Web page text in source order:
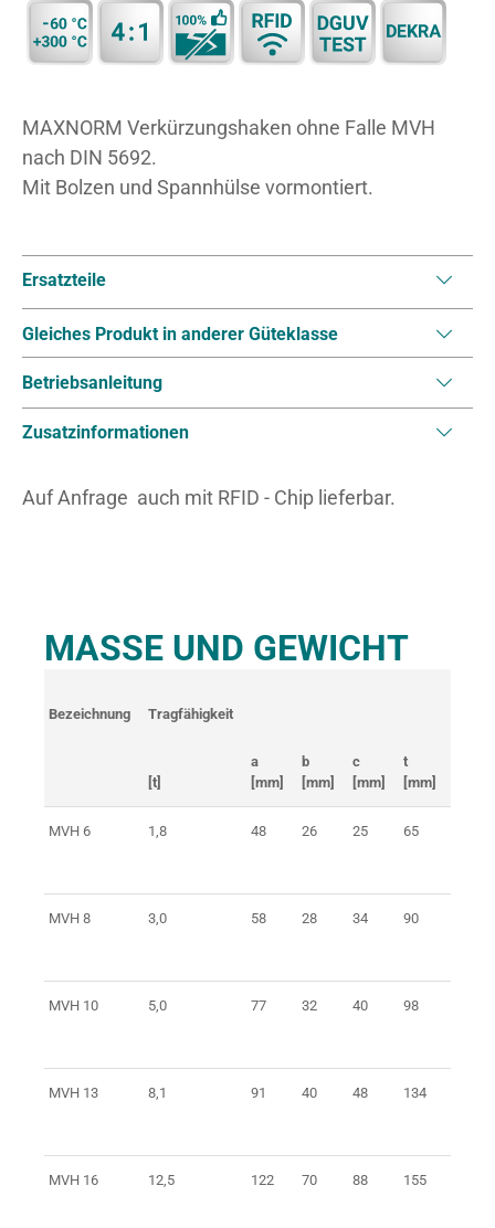
MAXNORM Verkürzungshaken ohne Falle MVH
nach DIN 5692.
Mit Bolzen und Spannhülse vormontiert.
Ersatzteile
Gleiches Produkt in anderer Güteklasse
Betriebsanleitung
Zusatzinformationen
Auf Anfrage auch mit RFID - Chip lieferbar.
MASSE UND GEWICHT
Bezeichnung Tragfähigkeit
[t]
a
[mm]
b
[mm]
c
[mm]
t
[mm]
MVH 6 1,8 48 26 25 65
MVH 8 3,0 58 28 34 90
MVH 10 5,0 77 32 40 98
MVH 13 8,1 91 40 48 134
MVH 16 12,5 122 70 88 155